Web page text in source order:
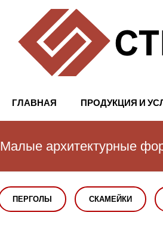
ГЛАВНАЯ ПРОДУКЦИЯ И
Малые архитектурные
ПЕРГОЛЫ СКАМЕЙКИ